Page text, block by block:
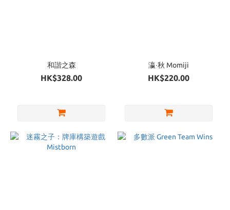
和諧之森
HK$328.00
瀛∙秋 Momiji
HK$220.00